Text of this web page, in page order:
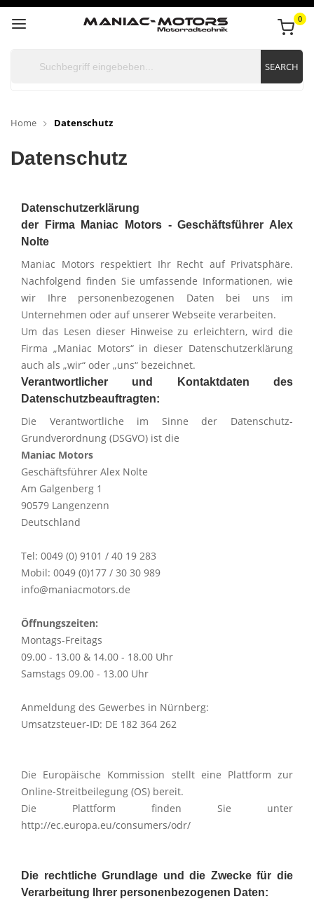
0
SEARCH
Home Datenschutz
Datenschutz
Datenschutz­erklärung
der Firma Maniac Motors - Geschäftsführer Alex
Nolte
Maniac Motors respektiert Ihr Recht auf Privatsphäre.
Nachfolgend finden Sie umfassende Informationen, wie
wir Ihre personenbezogenen Daten bei uns im
Unternehmen oder auf unserer Webseite verarbeiten.
Um das Lesen dieser Hinweise zu erleichtern, wird die
Firma „Maniac Motors“ in dieser Datenschutzerklärung
auch als „wir“ oder „uns“ bezeichnet.
Verantwortlicher und Kontaktdaten des
Datenschutz­beauftragten:
Die Verantwortliche im Sinne der Datenschutz-
Grundverordnung (DSGVO) ist die
Maniac Motors
Geschäftsführer Alex Nolte
Am Galgenberg 1
90579 Langenzenn
Deutschland
Tel: 0049 (0) 9101 / 40 19 283
Mobil: 0049 (0)177 / 30 30 989
info@maniacmotors.de
Öffnungszeiten:
Montags-Freitags
09.00 - 13.00 & 14.00 - 18.00 Uhr
Samstags 09.00 - 13.00 Uhr
Anmeldung des Gewerbes in Nürnberg:
Umsatzsteuer-ID: DE 182 364 262
Die Europäische Kommission stellt eine Plattform zur
Online-Streitbeilegung (OS) bereit.
Die Plattform finden Sie unter
http://ec.europa.eu/consumers/odr/
Die rechtliche Grundlage und die Zwecke für die
Verarbeitung Ihrer personenbezogenen Daten: